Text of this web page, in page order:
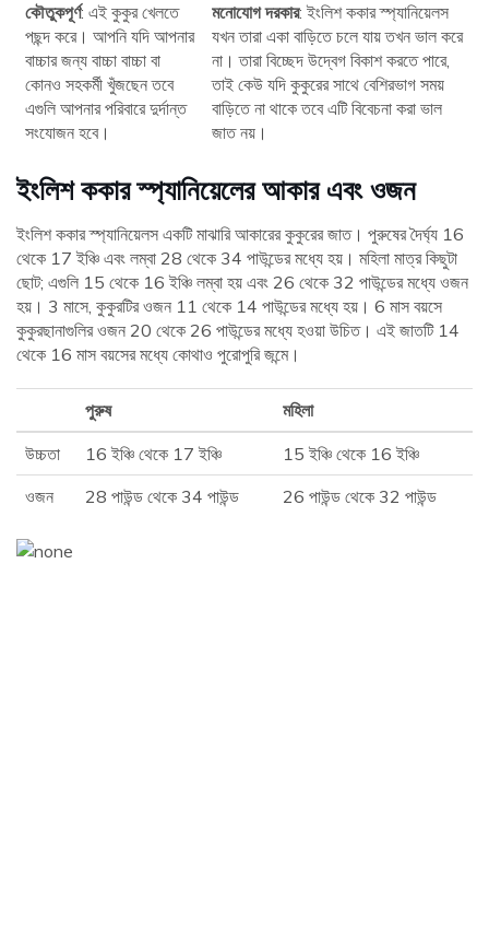
কৌতুকপূর্ণ: এই কুকুর খেলতে
পছন্দ করে। আপনি যদি আপনার
বাচ্চার জন্য বাচ্চা বাচ্চা বা
কোনও সহকর্মী খুঁজছেন তবে
এগুলি আপনার পরিবারে দুর্দান্ত
সংযোজন হবে।
মনোযোগ দরকার: ইংলিশ ককার স্প্যানিয়েলস
যখন তারা একা বাড়িতে চলে যায় তখন ভাল করে
না। তারা বিচ্ছেদ উদ্বেগ বিকাশ করতে পারে,
তাই কেউ যদি কুকুরের সাথে বেশিরভাগ সময়
বাড়িতে না থাকে তবে এটি বিবেচনা করা ভাল
জাত নয়।
ইংলিশ ককার স্প্যানিয়েলের আকার এবং ওজন
ইংলিশ ককার স্প্যানিয়েলস একটি মাঝারি আকারের কুকুরের জাত। পুরুষের দৈর্ঘ্য 16
থেকে 17 ইঞ্চি এবং লম্বা 28 থেকে 34 পাউন্ডের মধ্যে হয়। মহিলা মাত্র কিছুটা
ছোট; এগুলি 15 থেকে 16 ইঞ্চি লম্বা হয় এবং 26 থেকে 32 পাউন্ডের মধ্যে ওজন
হয়। 3 মাসে, কুকুরটির ওজন 11 থেকে 14 পাউন্ডের মধ্যে হয়। 6 মাস বয়সে
কুকুরছানাগুলির ওজন 20 থেকে 26 পাউন্ডের মধ্যে হওয়া উচিত। এই জাতটি 14
থেকে 16 মাস বয়সের মধ্যে কোথাও পুরোপুরি জন্মে।
পুরুষ
মহিলা
উচ্চতা
16 ইঞ্চি থেকে 17 ইঞ্চি
15 ইঞ্চি থেকে 16 ইঞ্চি
ওজন
28 পাউন্ড থেকে 34 পাউন্ড 26 পাউন্ড থেকে 32 পাউন্ড